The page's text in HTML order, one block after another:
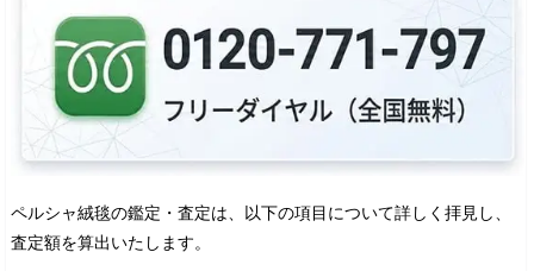
ペルシャ絨毯の鑑定・査定は、以下の項目について詳しく拝見し、
査定額を算出いたします。